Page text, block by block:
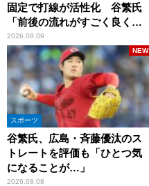
固定で打線が活性化 谷繁氏
「前後の流れがすごく良くな
りましたね」
2026.08.09
スポーツ
谷繁氏、広島・斉藤優汰のス
トレートを評価も「ひとつ気
になることが…」
2026.08.08
NEW